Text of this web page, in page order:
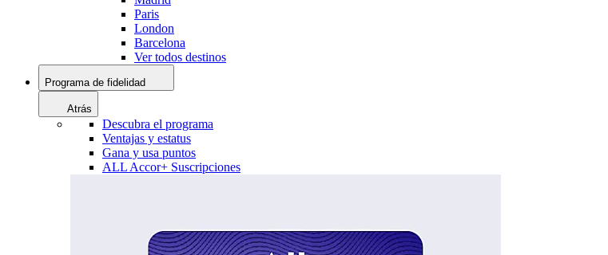
Paris
London
Barcelona
Ver todos destinos
Programa de fidelidad
Atrás
Descubra el programa
Ventajas y estatus
Gana y usa puntos
ALL Accor+ Suscripciones